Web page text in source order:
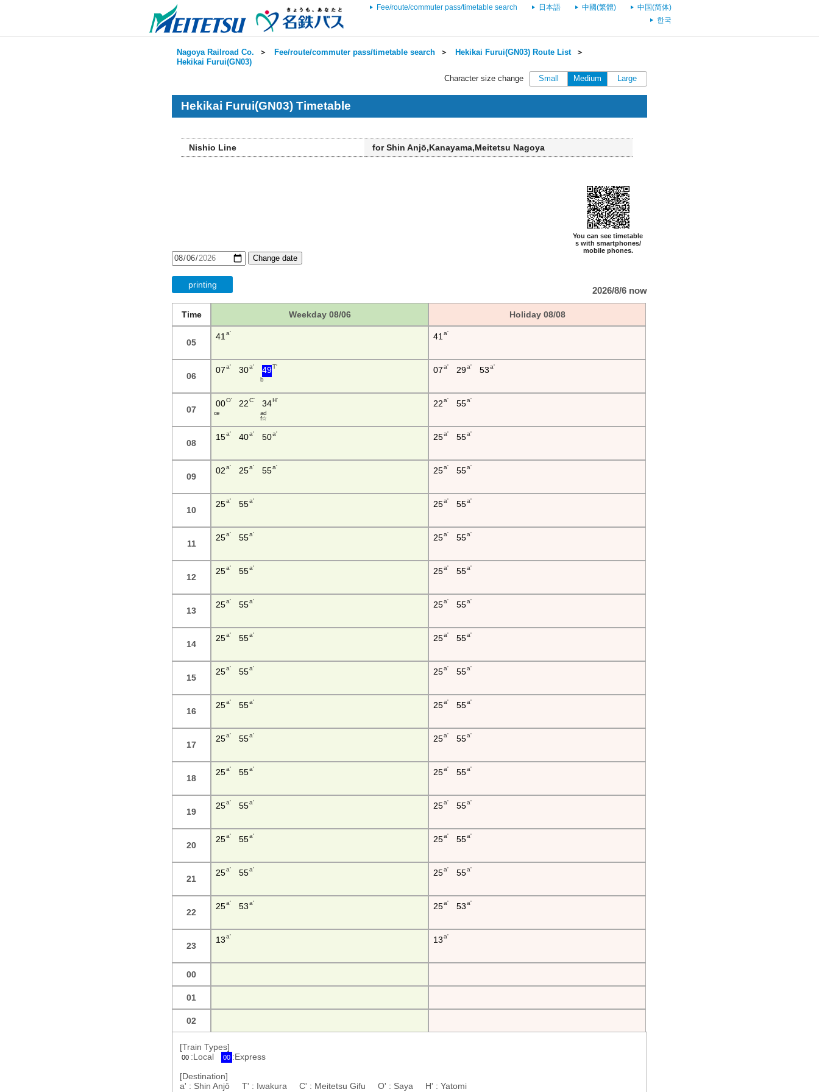
Fee/route/commuter pass/timetable search 日本語 中國(繁體)
中国(简体)
한국
Nagoya Railroad Co. ＞ Fee/route/commuter pass/timetable search ＞ Hekikai Furui(GN03) Route List＞
Hekikai Furui(GN03)
Character size change
Small Medium Large
Hekikai Furui(GN03) Timetable
Nishio Line for Shin Anjō,Kanayama,Meitetsu Nagoya
You can see timetable
s with smartphones/
mobile phones.
Change date
printing
2026/8/6 now
Time Weekday 08/06 Holiday 08/08
05
41 a' 41 a'
06
07a' 30a' 49T'
b
07a' 29a' 53 a'
07
00O'
c e
22C' 34H'
a d
f ☆
22a' 55a'
08
15a' 40a' 50a' 25a' 55a'
09
02a' 25a' 55a' 25a' 55a'
10
25a' 55a' 25a' 55a'
11
25a' 55a' 25a' 55a'
12
25a' 55a' 25a' 55a'
13
25a' 55a' 25a' 55a'
14
25a' 55a' 25a' 55a'
15
25a' 55a' 25a' 55a'
16
25a' 55a' 25a' 55a'
17
25a' 55a' 25a' 55a'
18
25a' 55a' 25a' 55a'
19
25a' 55a' 25a' 55a'
20
25a' 55a' 25a' 55a'
21
25a' 55a' 25a' 55a'
22
25a' 53a' 25a' 53a'
23
13a' 13a'
00
01
02
[Train Types]
00 :Local 00 :Express
[Destination]
a' : Shin Anjō T' : Iwakura C' : Meitetsu Gifu O' : Saya H' : Yatomi